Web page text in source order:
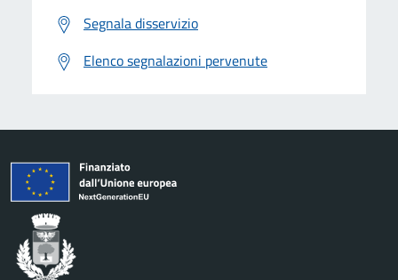
Segnala disservizio
Elenco segnalazioni pervenute